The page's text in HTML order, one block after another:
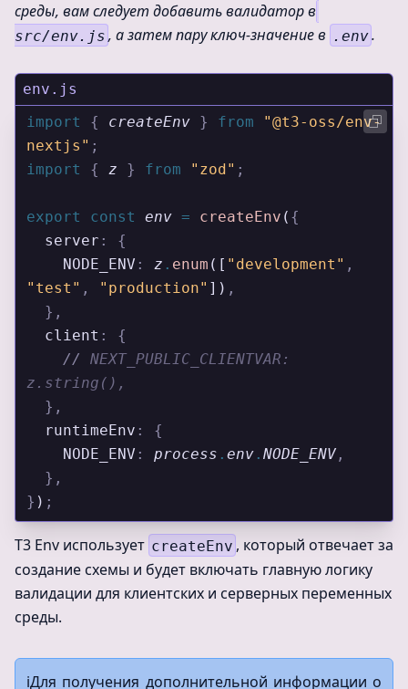
среды, вам следует добавить валидатор в
src/env.js , а затем пару ключ-значение в .env.
env.js
import { createEnv } from
"@t3-oss/env-
nextjs" ;
import { z } from "zod" ;
export const env = createEnv ( {
  server
:
{
    NODE_ENV
: z . enum ([ "development" ,
"test" , "production" ]) ,
  },
  client
:
{
    //
NEXT_PUBLIC_CLIENTVAR:
z.string(),
  },
  runtimeEnv
:
{
    NODE_ENV
: process . env . NODE_ENV,
  },
} ) ;
T3 Env использует createEnv , который отвечает за
создание схемы и будет включать главную логику
валидации для клиентских и серверных переменных
среды.
ℹ️Для получения дополнительной информации о